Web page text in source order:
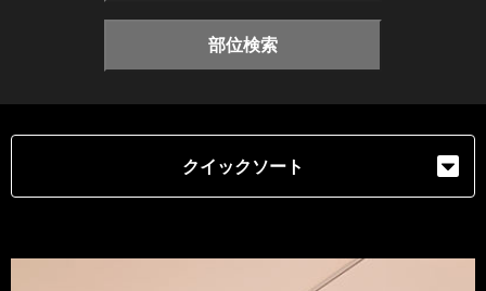
部位検索
クイックソート